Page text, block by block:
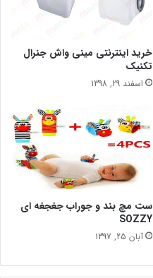
خرید اینترنتی مینی واش جنرال
تکنیک
اسفند 29, 1398
ست مچ بند و جوراب جغجغه ای
SOZZY
آبان 25, 1397